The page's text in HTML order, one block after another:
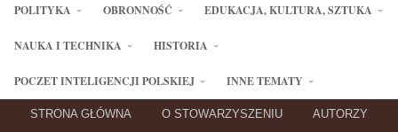
POLITYKA OBRONNOŚĆ EDUKACJA, KULTURA, SZTUKA
NAUKA I TECHNIKA HISTORIA
POCZET INTELIGENCJI POLSKIEJ INNE TEMATY
STRONA GŁÓWNA O STOWARZYSZENIU AUTORZY